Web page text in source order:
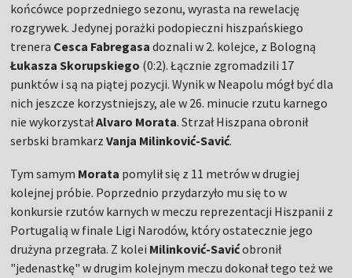
końcówce poprzedniego sezonu, wyrasta na rewelację
rozgrywek. Jedynej porażki podopieczni hiszpańskiego
trenera Cesca Fabregasa doznali w 2. kolejce, z Bologną
Łukasza Skorupskiego (0:2). Łącznie zgromadzili 17
punktów i są na piątej pozycji. Wynik w Neapolu mógł być dla
nich jeszcze korzystniejszy, ale w 26. minucie rzutu karnego
nie wykorzystałAlvaro Morata. Strzał Hiszpana obronił
serbski bramkarzVanja Milinković-Savić.
Tym samym Morata pomylił się z 11 metrów w drugiej
kolejnej próbie. Poprzednio przydarzyło mu się to w
konkursie rzutów karnych w meczu reprezentacji Hiszpanii z
Portugalią w finale Ligi Narodów, który ostatecznie jego
drużyna przegrała. Z kolei Milinković-Savićobronił
"jedenastkę" w drugim kolejnym meczu dokonał tego też we